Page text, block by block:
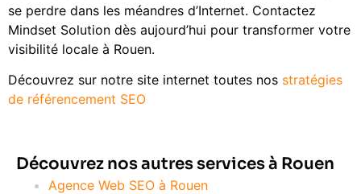
se perdre dans les méandres d’Internet. Contactez
Mindset Solution dès aujourd’hui pour transformer votre
visibilité locale à Rouen.
Découvrez sur notre site internet toutes nos stratégies
de référencement SEO
Découvrez nos autres services à Rouen
Agence Web SEO à Rouen